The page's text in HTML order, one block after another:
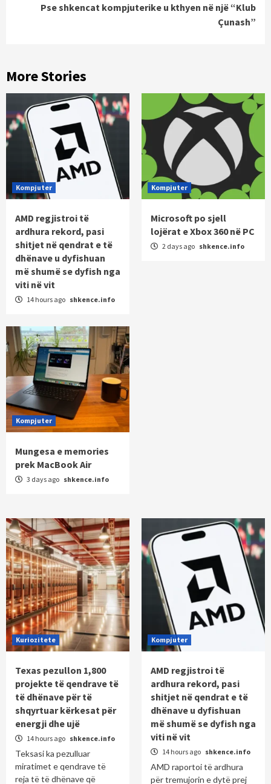
Pse shkencat kompjuterike u kthyen në një “Klub
Çunash”
More Stories
Kompjuter
AMD regjistroi të
ardhura rekord, pasi
shitjet në qendrat e të
dhënave u dyfishuan
më shumë se dyfish nga
viti në vit
14 hours ago shkence.info
Kompjuter
Microsoft po sjell
lojërat e Xbox 360 në PC
2 days ago shkence.info
Kompjuter
Mungesa e memories
prek MacBook Air
3 days ago shkence.info
Kuriozitete
Texas pezullon 1,800
projekte të qendrave të
të dhënave për të
shqyrtuar kërkesat për
energji dhe ujë
14 hours ago shkence.info
Teksasi ka pezulluar
miratimet e qendrave të
reja të të dhënave që
Kompjuter
AMD regjistroi të
ardhura rekord, pasi
shitjet në qendrat e të
dhënave u dyfishuan
më shumë se dyfish nga
viti në vit
14 hours ago shkence.info
AMD raportoi të ardhura
për tremujorin e dytë prej